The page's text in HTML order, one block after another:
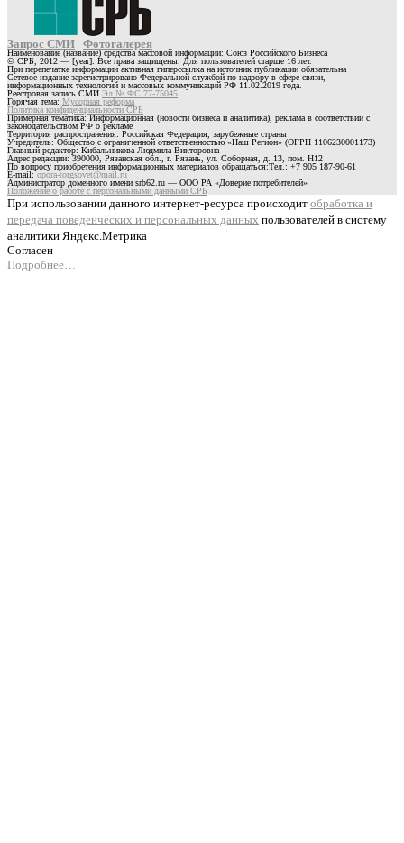
Запрос СМИ Фотогалерея
Наименование (название) средства массовой информации: Союз Российского Бизнеса
© СРБ, 2012 — [year]. Все права защищены. Для пользователей старше 16 лет.
При перепечатке информации активная гиперссылка на источник публикации обязательна
Сетевое издание зарегистрировано Федеральной службой по надзору в сфере связи,
информационных технологий и массовых коммуникаций РФ 11.02.2019 года.
Реестровая запись СМИ Эл № ФС 77-75045
Горячая тема: Мусорная реформа
Политика конфиденциальности СРБ
Примерная тематика: Информационная (новости бизнеса и аналитика), реклама в соответствии с
законодательством РФ о рекламе
Территория распространения: Российская Федерация, зарубежные страны
Учредитель: Общество с ограниченной ответственностью «Наш Регион» (ОГРН 1106230001173)
Главный редактор: Кибальникова Людмила Викторовна
Адрес редакции: 390000, Рязанская обл., г. Рязань, ул. Соборная, д. 13, пом. Н12
По вопросу приобретения информационных материалов обращаться:Тел.: +7 905 187-90-61
E-mail:opora-torgsovet@mail.ru
Администратор доменного имени srb62.ru — ООО РА «Доверие потребителей»
Положение о работе с персональными данными СРБ
При использовании данного интернет-ресурса происходит обработка и
передача поведенческих и персональных данных пользователей в систему
аналитики Яндекс.Метрика
Согласен
Подробнее…